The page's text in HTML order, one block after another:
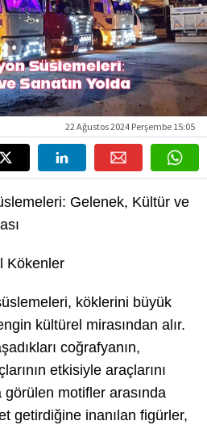
22 Ağustos 2024 Perşembe 15:05
Gelenek, Kültür ve
Kökenler
köklerini büyük
kültürel mirasından alır.
coğrafyanın,
etkisiyle araçlarını
görülen motifler arasında
getirdiğine inanılan figürler,